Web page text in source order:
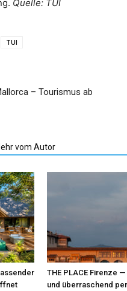
Quelle: TUI
TUI
– Tourismus ab
vom Autor
THE PLACE Firenze
und überraschend